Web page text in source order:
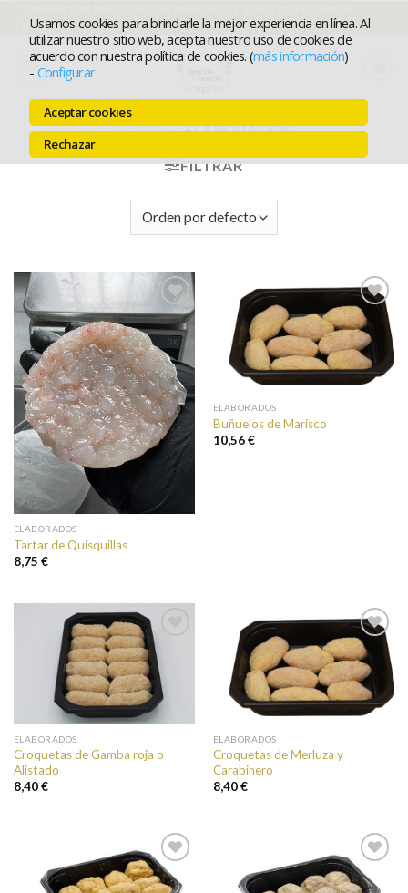
Usamos cookies para brindarle la mejor experiencia en línea. Al
utilizar nuestro sitio web, acepta nuestro uso de cookies de
acuerdo con nuestra política de cookies. (más información)
- Configurar
Aceptar cookies
Rechazar
contenido
ENTREGA
MENÚ
INICIO / ELABORADOS
FILTRAR
Añadir a
favoritos
ELABORADOS
Tartar de Quisquillas
8,75 €
Añadir a
favoritos
ELABORADOS
Buñuelos de Marisco
10,56 €
Añadir a
favoritos
ELABORADOS
Croquetas de Gamba roja o
Alistado
8,40 €
Añadir a
favoritos
ELABORADOS
Croquetas de Merluza y
Carabinero
8,40 €
Añadir a
favoritos
Añadir a
favoritos